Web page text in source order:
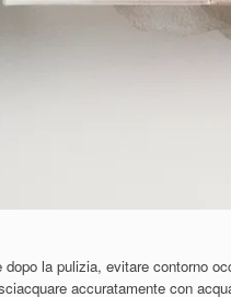
la pulizia, evitare contorno
accuratamente con